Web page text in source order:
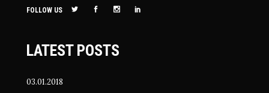
FOLLOW US
LATEST POSTS
03.01.2018